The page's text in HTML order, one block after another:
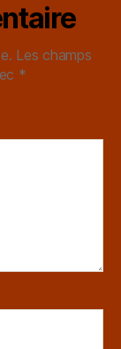
Les champs
*